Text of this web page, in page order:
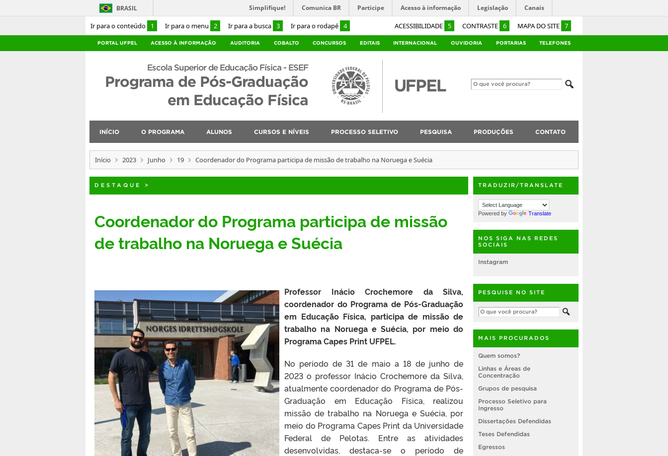
Ir para o conteúdo 1 Ir para o menu 2 Ir para a busca 3 Ir para o rodapé 4 ACESSIBILIDADE 5 CONTRASTE 6 MAPA DO SITE 7
BRASIL Simplifique! Comunica BR Participe Acesso à informação Legislação Canais
PORTAL UFPEL ACESSO À INFORMAÇÃO AUDITORIA COBALTO CONCURSOS EDITAIS INTERNACIONAL OUVIDORIA PORTARIAS TELEFONES
Escola Superior de Educação Física - ESEF
Programa de Pós-Graduação
em Educação Física
INÍCIO O PROGRAMA ALUNOS CURSOS E NÍVEIS PROCESSO SELETIVO PESQUISA PRODUÇÕES CONTATO
Início 2023 Junho 19 Coordenador do Programa participa de missão de trabalho na Noruega e Suécia
DESTAQUE >
Coordenador do Programa participa de missão
de trabalho na Noruega e Suécia
Professor Inácio Crochemore da Silva,
coordenador do Programa de Pós-Graduação
em Educação Física, participa de missão de
trabalho na Noruega e Suécia, por meio do
Programa Capes Print UFPEL.
No período de 31 de maio a 18 de junho de
2023 o professor Inácio Crochemore da Silva,
atualmente coordenador do Programa de Pós-
Graduação em Educação Física, realizou
missão de trabalho na Noruega e Suécia, por
meio do Programa Capes Print da Universidade
Federal de Pelotas. Entre as atividades
desenvolvidas, destaca-se o período de
TRADUZIR/TRANSLATE
Powered by Translate
NOS SIGA NAS REDES
SOCIAIS
Instagram
PESQUISE NO SITE
MAIS PROCURADOS
Quem somos?
Linhas e Áreas de
Concentração
Grupos de pesquisa
Processo Seletivo para
Ingresso
Dissertações Defendidas
Teses Defendidas
Egressos